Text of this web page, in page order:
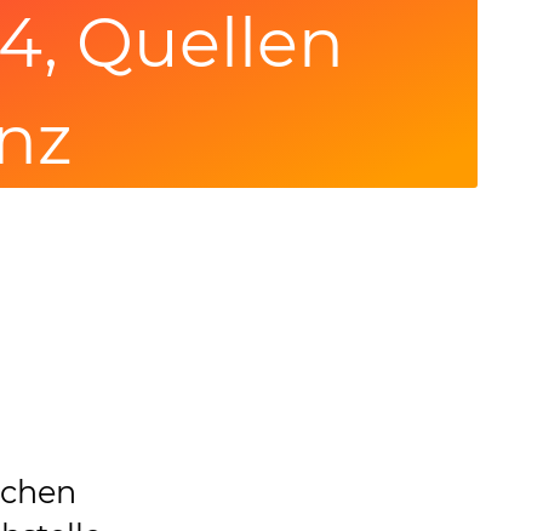
Quellen